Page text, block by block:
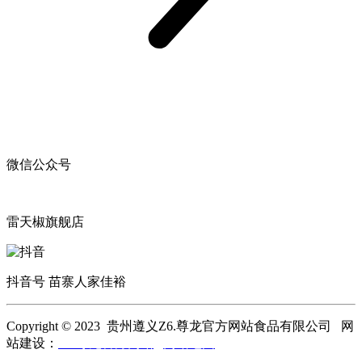
微信公众号
雷天椒旗舰店
抖音号 苗寨人家佳裕
Copyright © 2023 贵州遵义Z6.尊龙官方网站食品有限公司 网
站建设：